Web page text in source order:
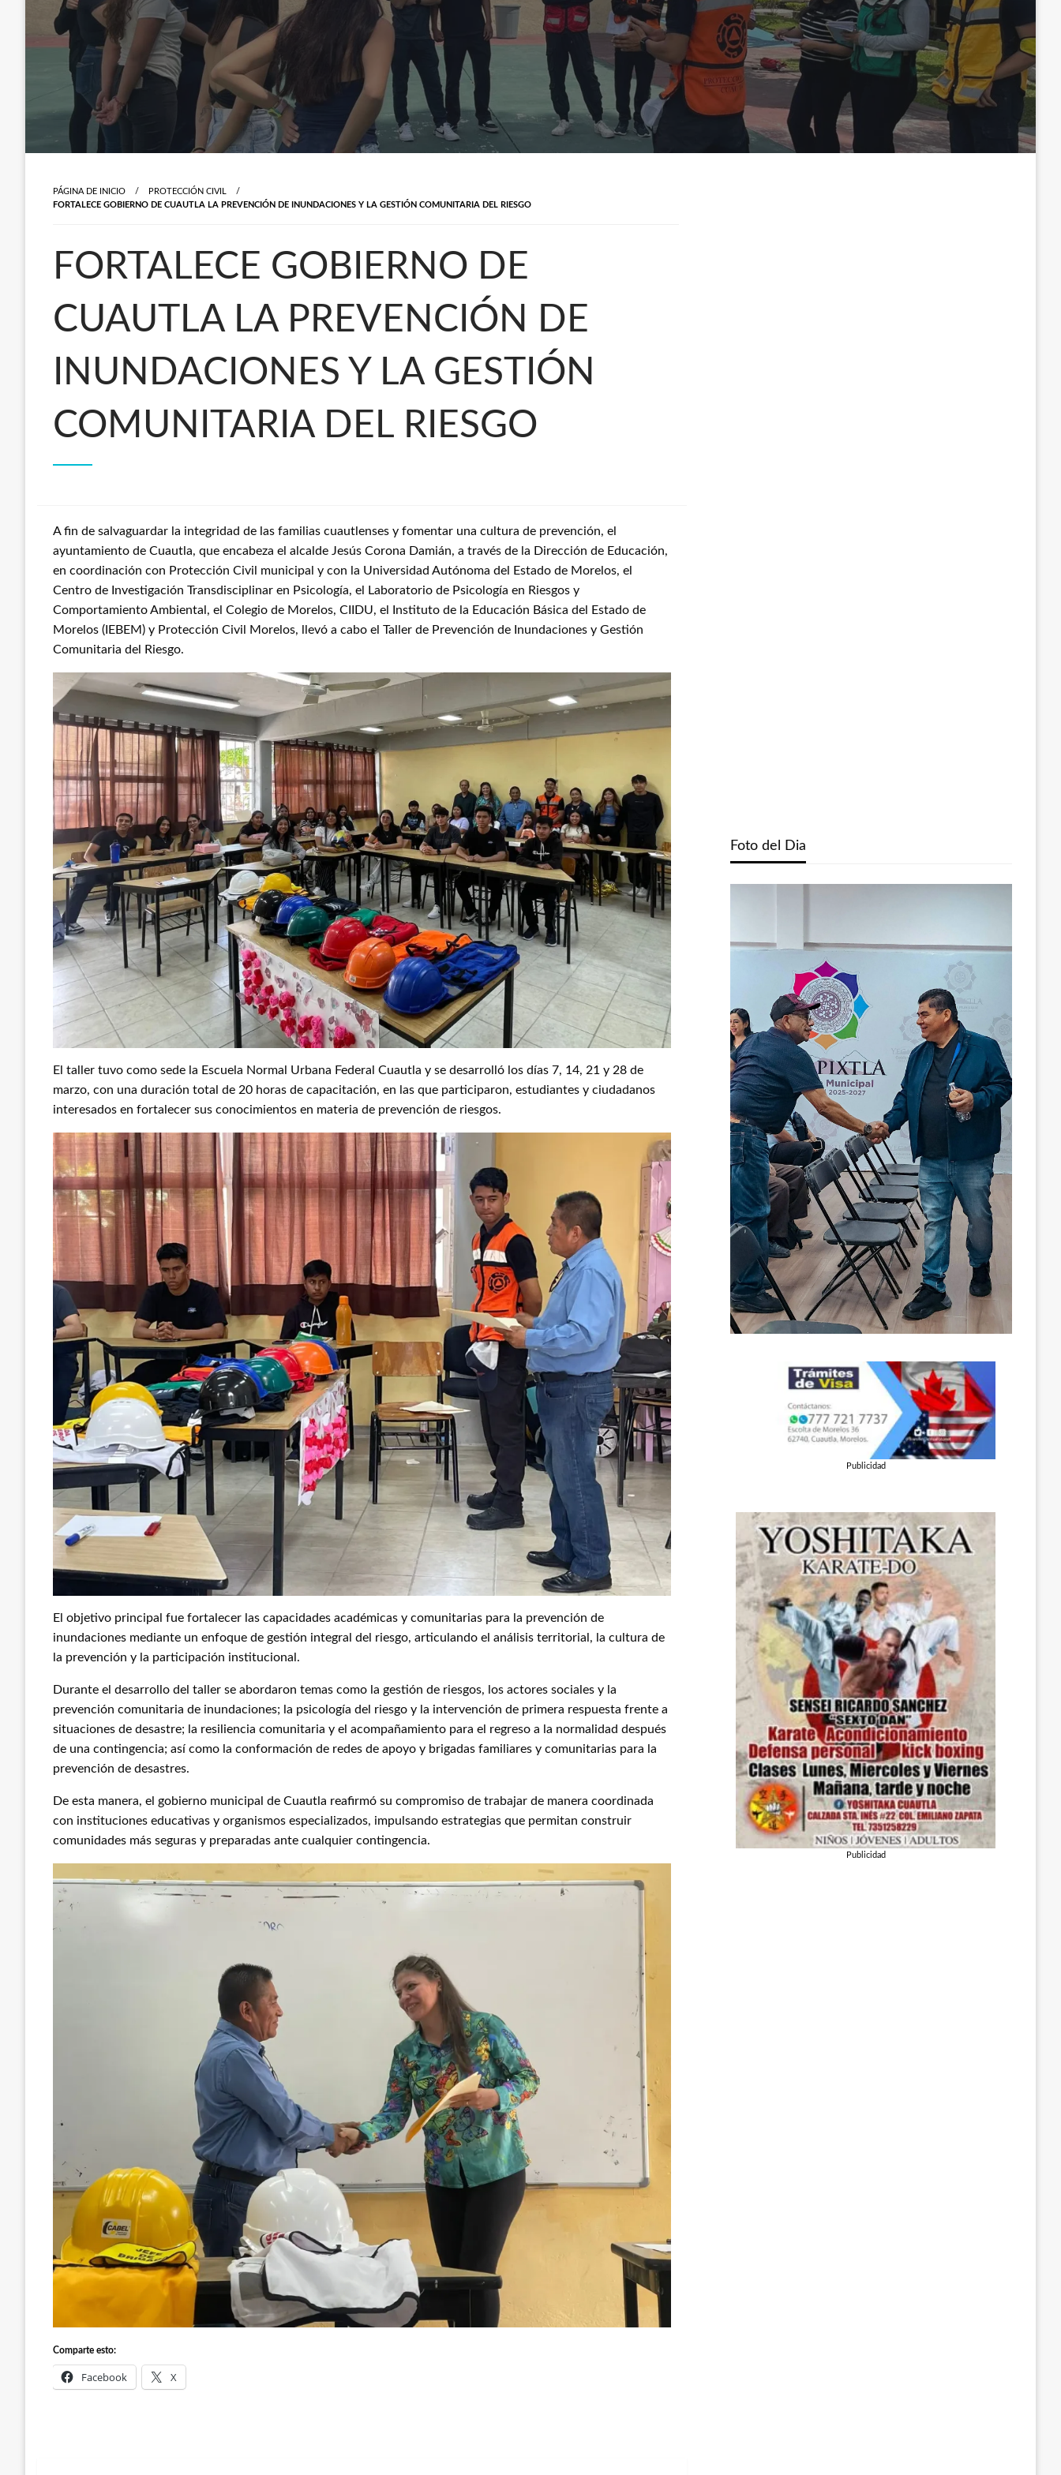
PÁGINA DE INICIO
PROTECCIÓN CIVIL
FORTALECE GOBIERNO DE CUAUTLA LA PREVENCIÓN DE INUNDACIONES Y LA GESTIÓN COMUNITARIA DEL RIESGO
FORTALECE GOBIERNO DE
CUAUTLA LA PREVENCIÓN DE
INUNDACIONES Y LA GESTIÓN
COMUNITARIA DEL RIESGO
A fin de salvaguardar la integridad de las familias cuautlenses y fomentar una cultura de prevención, el
ayuntamiento de Cuautla, que encabeza el alcalde Jesús Corona Damián, a través de la Dirección de Educación,
en coordinación con Protección Civil municipal y con la Universidad Autónoma del Estado de Morelos, el
Centro de Investigación Transdisciplinar en Psicología, el Laboratorio de Psicología en Riesgos y
Comportamiento Ambiental, el Colegio de Morelos, CIIDU, el Instituto de la Educación Básica del Estado de
Morelos (IEBEM) y Protección Civil Morelos, llevó a cabo el Taller de Prevención de Inundaciones y Gestión
Comunitaria del Riesgo.
El taller tuvo como sede la Escuela Normal Urbana Federal Cuautla y se desarrolló los días 7, 14, 21 y 28 de
marzo, con una duración total de 20 horas de capacitación, en las que participaron, estudiantes y ciudadanos
interesados en fortalecer sus conocimientos en materia de prevención de riesgos.
El objetivo principal fue fortalecer las capacidades académicas y comunitarias para la prevención de
inundaciones mediante un enfoque de gestión integral del riesgo, articulando el análisis territorial, la cultura de
la prevención y la participación institucional.
Durante el desarrollo del taller se abordaron temas como la gestión de riesgos, los actores sociales y la
prevención comunitaria de inundaciones; la psicología del riesgo y la intervención de primera respuesta frente a
situaciones de desastre; la resiliencia comunitaria y el acompañamiento para el regreso a la normalidad después
de una contingencia; así como la conformación de redes de apoyo y brigadas familiares y comunitarias para la
prevención de desastres.
De esta manera, el gobierno municipal de Cuautla reafirmó su compromiso de trabajar de manera coordinada
con instituciones educativas y organismos especializados, impulsando estrategias que permitan construir
comunidades más seguras y preparadas ante cualquier contingencia.
Comparte esto:
Facebook X
Foto del Dia
Publicidad
Publicidad